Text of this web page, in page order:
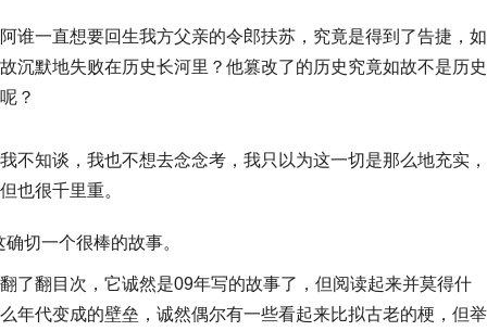
阿谁一直想要回生我方父亲的令郎扶苏，究竟是得到了告捷，如
故沉默地失败在历史长河里？他篡改了的历史究竟如故不是历史
呢？
我不知谈，我也不想去念念考，我只以为这一切是那么地充实，
但也很千里重。
确切一个很棒的故事。
翻了翻目次，它诚然是09年写的故事了，但阅读起来并莫得什
么年代变成的壁垒，诚然偶尔有一些看起来比拟古老的梗，但举